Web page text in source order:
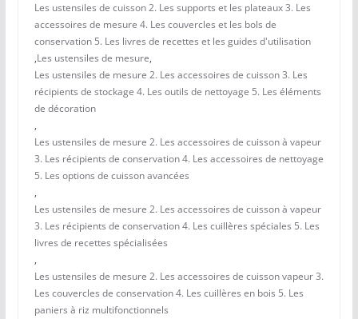
Les ustensiles de cuisson 2. Les supports et les plateaux 3. Les
accessoires de mesure 4. Les couvercles et les bols de
conservation 5. Les livres de recettes et les guides d'utilisation
,Les ustensiles de mesure,
Les ustensiles de mesure 2. Les accessoires de cuisson 3. Les
récipients de stockage 4. Les outils de nettoyage 5. Les éléments
de décoration
,
Les ustensiles de mesure 2. Les accessoires de cuisson à vapeur
3. Les récipients de conservation 4. Les accessoires de nettoyage
5. Les options de cuisson avancées
,
Les ustensiles de mesure 2. Les accessoires de cuisson à vapeur
3. Les récipients de conservation 4. Les cuillères spéciales 5. Les
livres de recettes spécialisées
,
Les ustensiles de mesure 2. Les accessoires de cuisson vapeur 3.
Les couvercles de conservation 4. Les cuillères en bois 5. Les
paniers à riz multifonctionnels